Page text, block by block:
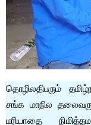
தொழிலதிபரும்
சங்க மாநில
மரியாதை